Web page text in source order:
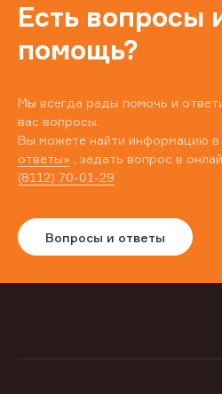
Есть вопросы
помощь?
Мы всегда рады помочь и
вас вопросы.
Вы можете найти информацию в
ответы» , задать вопрос в
(8112) 70-01-29
Вопросы и ответы